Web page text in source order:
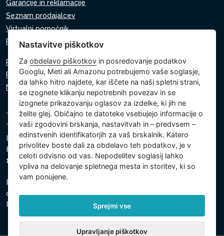
Garancije in reklamacije
Seznam prodajalcev
Virtualni pomočnik
Pišite nam
Politika zasebnosti
Politika piškotkov
Nastavitve piškotkov
Intex Trading, s.r.o.
Hradecká 2526/3
130 00 Praga 3 - Češka
Podjetje je registrirano pri Mestnem sodišču v Pragi,
oddelek C, vložek 74759
Registrska št. 26150808, ID za DDV: CZ26150808
Nastavitve piškotkov
Zaobdelavo piškotkov in posredovanje podatkov
Googlu, Meti ali Amazonu potrebujemo vaše soglasje,
da lahko hitro najdete, kar iščete na naši spletni strani,
se izognete klikanju nepotrebnih povezav in se
izognete prikazovanju oglasov za izdelke, ki jih ne
želite glej. Običajno te datoteke vsebujejo informacije o
vaši zgodovini brskanja, nastavitvah in – predvsem –
edinstvenih identifikatorjih za vaš brskalnik. Katero
privolitev boste dali za obdelavo teh podatkov, je v
celoti odvisno od vas. Nepodelitev soglasij lahko
vpliva na delovanje spletnega mesta in storitev, ki so
vam ponujene.
Sprejmi vse
Upravljanje piškotkov